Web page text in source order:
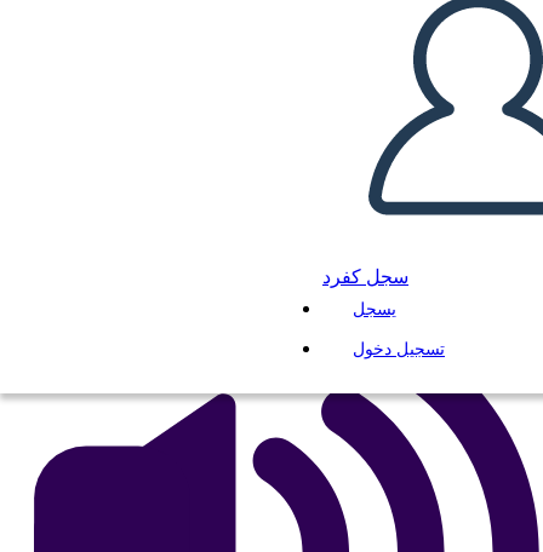
سجل كفرد
يسجل
تسجيل دخول
Çizim Diyagramı
اقرأ لي